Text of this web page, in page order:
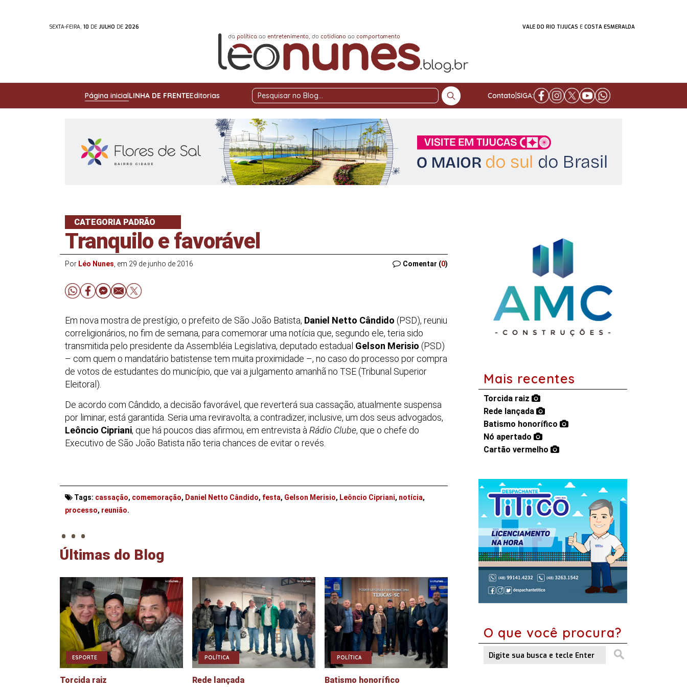
SEXTA-FEIRA, 10 DE JULHO DE 2026 VALE DO RIO TIJUCAS E COSTA ESMERALDA
Página inicialLINHA DE FRENTEEditorias
Pesquisar
Blog
Contato SIGA:
CATEGORIA PADRÃO
Tranquilo e favorável
Por Léo Nunes , em 29 de junho de 2016 Comentar (0)
Em nova mostra de prestígio, o prefeito de São João Batista, Daniel Netto Cândido (PSD), reuniu
correligionários, no fim de semana, para comemorar uma notícia que, segundo ele, teria sido
transmitida pelo presidente da Assembléia Legislativa, deputado estadual Gelson Merisio (PSD)
– com quem o mandatário batistense tem muita proximidade –, no caso do processo por compra
de votos de estudantes do município, que vai a julgamento amanhã no TSE (Tribunal Superior
Eleitoral).
De acordo com Cândido, a decisão favorável, que reverterá sua cassação, atualmente suspensa
por liminar, está garantida. Seria uma reviravolta; a contradizer, inclusive, um dos seus advogados,
Leôncio Cipriani, que há poucos dias afirmou, em entrevista àRádio Clube, que o chefe do
Executivo de São João Batista não teria chances de evitar o revés.
Tags: cassação, comemoração, Daniel Netto Cândido, festa, Gelson Merisio, Leôncio Cipriani, notícia,
processo, reunião.
. . .
Últimas do Blog
ESPORTE
Torcida raiz
POLÍTICA
Rede lançada
POLÍTICA
Batismo honorífico
Mais recentes
Torcida raiz
Rede lançada
Batismo honorífico
Nó apertado
Cartão vermelho
O que você procura?